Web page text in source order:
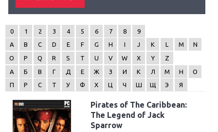
0 1 2 3 4 5 6 7 8
9
A
B C D E F G H I J K L M
N
O
P Q R S T U V W X Y
Z
А
Б В Г Д Е Ж З И К Л М Н
О
П
Р С Т У Ф Х Ц Ч Ш Щ Э Я
Pirates of The Caribbean:
The Legend of Jack
Sparrow